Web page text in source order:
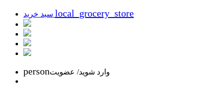
local_grocery_store
personوارد شوید/ عضویت